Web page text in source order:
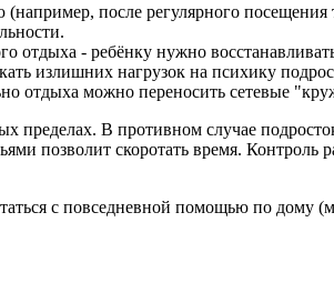
после регулярного
отдыха - ребёнку нужно
излишних нагрузок на психику
отдыха можно переносить сетевые
пределах. В противном случае
позволит скоротать время. Контроль
с повседневной помощью по дому